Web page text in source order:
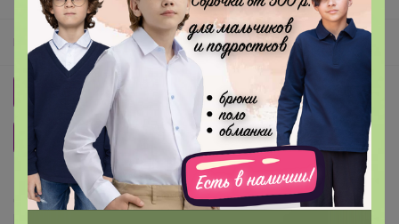
5 участников считают, чторазмер — соответствует.
Размерная сетка
26 30
32 33 36
Делая заказ, Вы подтверждаете что ознакомлены с